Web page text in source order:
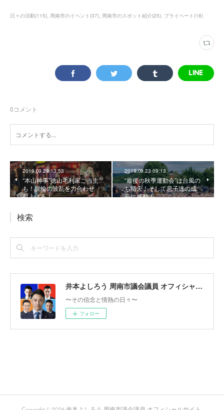
日々の活動(115) 周南市のイベント (37) 周南市のスポット紹介(25) プライベート (18)
0コメント
2019.09.29 13:53
“本山神事”徳山毛利家ご当主
も！脱輪の波乱を力合わせ
引上げる！
2019.09.23 09:13
“最後の秋季運動会”は台風の
ち晴天！そして息子達の成
長に感動！
検索
井本よしろう 周南市議会議員 オフィシャルサイト
〜その信念と情熱の日々〜
フォロー